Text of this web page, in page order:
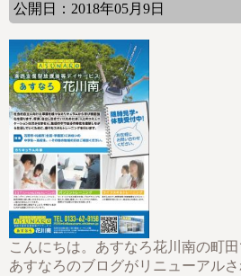
公開日：2018年05月9日
こんにちは。あすなろ花川南の町田
あすなろのブログがリニューアル